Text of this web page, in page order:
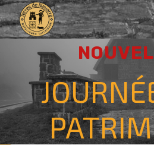
Aller
au
contenu